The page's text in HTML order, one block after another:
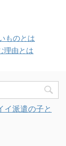
ものとは
理由とは
イ派遣の子と